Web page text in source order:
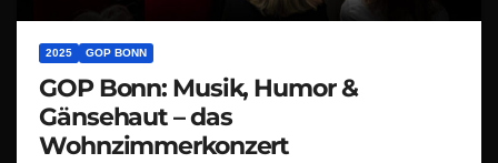
2025 GOP BONN
GOP Bonn: Musik, Humor &
Gänsehaut – das
Wohnzimmerkonzert